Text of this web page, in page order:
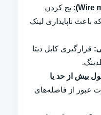
پچ کردن
باعث ناپایداری لینک
قرارگیری کابل دیتا
بیش از حد یا
عبور از فاصله‌های